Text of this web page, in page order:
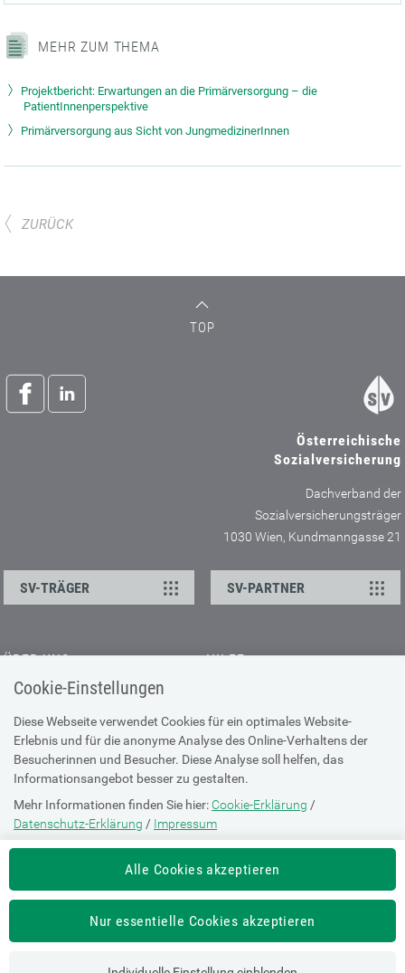
Cookie-Einstellungen
Diese Webseite verwendet Cookies für ein optimales Website-
Erlebnis und für die anonyme Analyse des Online-Verhaltens der
Besucherinnen und Besucher. Diese Analyse soll helfen, das
Informationsangebot besser zu gestalten.
Mehr Informationen finden Sie hier: Cookie-Erklärung /
Datenschutz-Erklärung / Impressum
Die Einstellung können Sie jederzeit auf der Seite "Cookie-Erklärung"
Alle Cookies akzeptieren
Nur essentielle Cookies akzeptieren
MEHR ZUM THEMA
Projektbericht: Erwartungen an die Primärversorgung – die
PatientInnenperspektive
Primärversorgung aus Sicht von JungmedizinerInnen
ZURÜCK
TOP
Österreichische
Sozialversicherung
Dachverband der
Sozialversicherungsträger
1030 Wien, Kundmanngasse 21
SV-TRÄGER SV-PARTNER
ÜBER UNS
Kontakt
Offene Stellen
Presse
HILFE
Browser-Info & Sicherheit
Hilfe zur Suche
Technische Unterstützung
DATENSCHUTZ
Cookie-Erklärung
Datenschutz-Erklärung
Impressum
Nutzungsbestimmungen